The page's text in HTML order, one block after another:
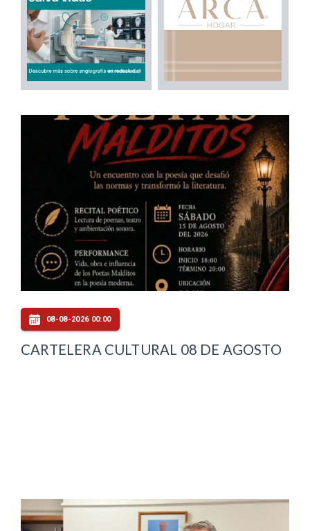
08-08-2026 00:00
CARTELERA CULTURAL 08 DE AGOSTO